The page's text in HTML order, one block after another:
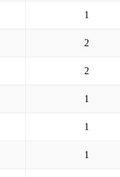
1
2
2
1
1
1